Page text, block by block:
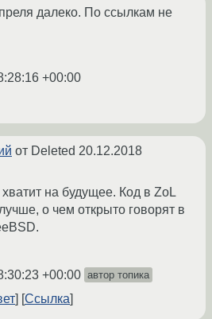
далеко. По ссылкам не
+00:00
от Deleted 20.12.2018
на будущее. Код в ZoL
о чем открыто говорят в
+00:00 автор топика
Ссылка